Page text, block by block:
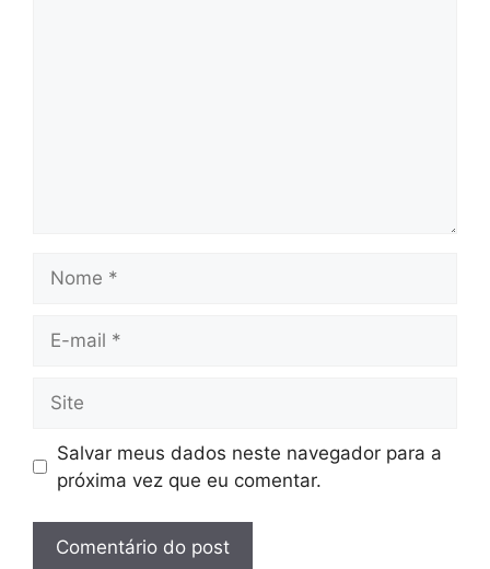
mail
Salvar meus dados neste navegador para a
próxima vez que eu comentar.